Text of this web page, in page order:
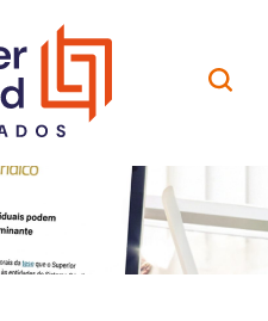
Contato